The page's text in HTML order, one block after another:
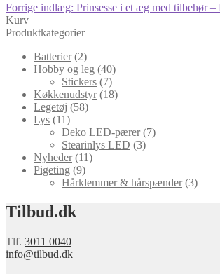
Forrige indlæg: Prinsesse i et æg med tilbehør –
Kurv
Produktkategorier
Batterier (2)
Hobby og leg (40)
Stickers (7)
Køkkenudstyr (18)
Legetøj (58)
Lys (11)
Deko LED-pærer (7)
Stearinlys LED (3)
Nyheder (11)
Pigeting (9)
Hårklemmer & hårspænder (3)
Tilbud.dk
Tlf. 3011 0040
info@tilbud.dk